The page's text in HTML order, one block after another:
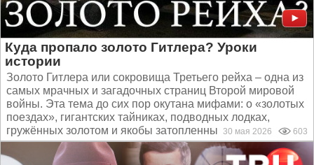
Куда пропало золото Гитлера? Уроки
истории
Золото Гитлера или сокровища Третьего рейха – одна из
самых мрачных и загадочных страниц Второй мировой
войны. Эта тема до сих пор окутана мифами: о «золотых
поездах», гигантских тайниках, подводных лодках,
гружённых золотом и якобы затопленных у берегов...
30 мая 2026 603